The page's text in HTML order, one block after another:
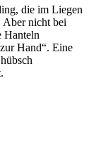
die im Liegen
Aber nicht bei
Hanteln
Hand“. Eine